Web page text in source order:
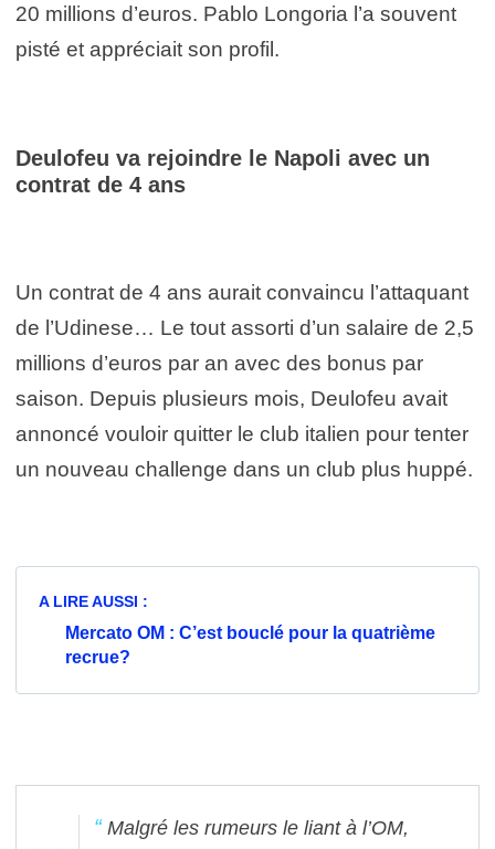
20 millions d’euros. Pablo Longoria l’a souvent
pisté et appréciait son profil.
Deulofeu va rejoindre le Napoli avec un
contrat de 4 ans
Un contrat de 4 ans aurait convaincu l’attaquant
de l’Udinese… Le tout assorti d’un salaire de 2,5
millions d’euros par an avec des bonus par
saison. Depuis plusieurs mois, Deulofeu avait
annoncé vouloir quitter le club italien pour tenter
un nouveau challenge dans un club plus huppé.
A LIRE AUSSI :
Mercato OM : C’est bouclé pour la quatrième
recrue?
Malgré les rumeurs le liant à l’OM,